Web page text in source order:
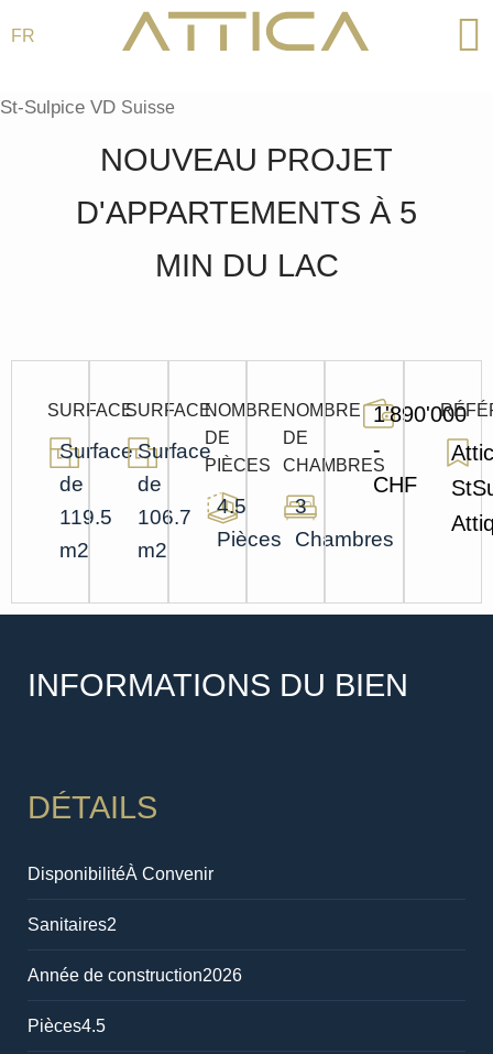
contenu
FR
St-Sulpice VD Suisse
NOUVEAU PROJET
D'APPARTEMENTS À 5
MIN DU LAC
SURFACE
Surface
de
119.5
m2
SURFACE
Surface
de
106.7
m2
NOMBRE
DE
PIÈCES
4.5
Pièces
NOMBRE
DE
CHAMBRES
3
Chambres
1'890'000
-
CHF
INFORMATIONS DU BIEN
DÉTAILS
DisponibilitéÀ Convenir
Sanitaires2
Année de construction2026
Pièces4.5